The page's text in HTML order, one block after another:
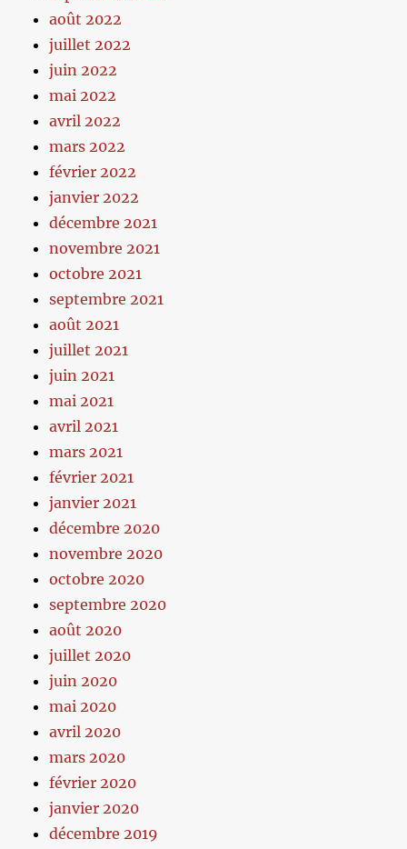
août 2022
juillet 2022
juin 2022
mai 2022
avril 2022
mars 2022
février 2022
janvier 2022
décembre 2021
novembre 2021
octobre 2021
septembre 2021
août 2021
juillet 2021
juin 2021
mai 2021
avril 2021
mars 2021
février 2021
janvier 2021
décembre 2020
novembre 2020
octobre 2020
septembre 2020
août 2020
juillet 2020
juin 2020
mai 2020
avril 2020
mars 2020
février 2020
janvier 2020
décembre 2019